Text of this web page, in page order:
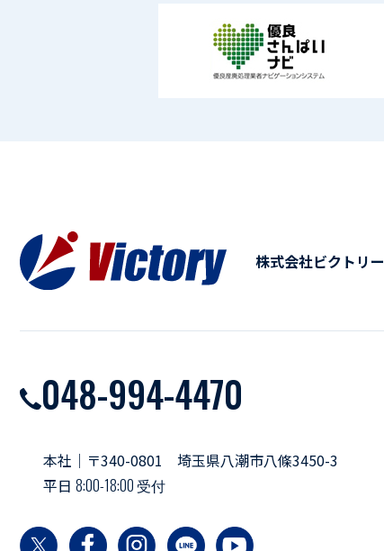
株式会社ビクトリー
048-994-4470
本社｜〒340-0801 埼玉県八潮市八條3450-3
平日 8:00-18:00 受付